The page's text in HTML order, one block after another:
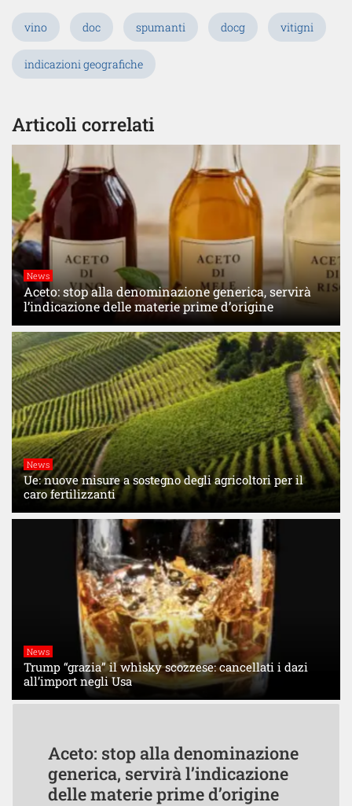
vino doc spumanti docg vitigni
indicazioni geografiche
Articoli correlati
News
Aceto: stop alla denominazione generica, servirà
l’indicazione delle materie prime d’origine
News
Ue: nuove misure a sostegno degli agricoltori per il
caro fertilizzanti
News
Trump “grazia” il whisky scozzese: cancellati i dazi
all’import negli Usa
Aceto: stop alla denominazione
generica, servirà l’indicazione
delle materie prime d’origine